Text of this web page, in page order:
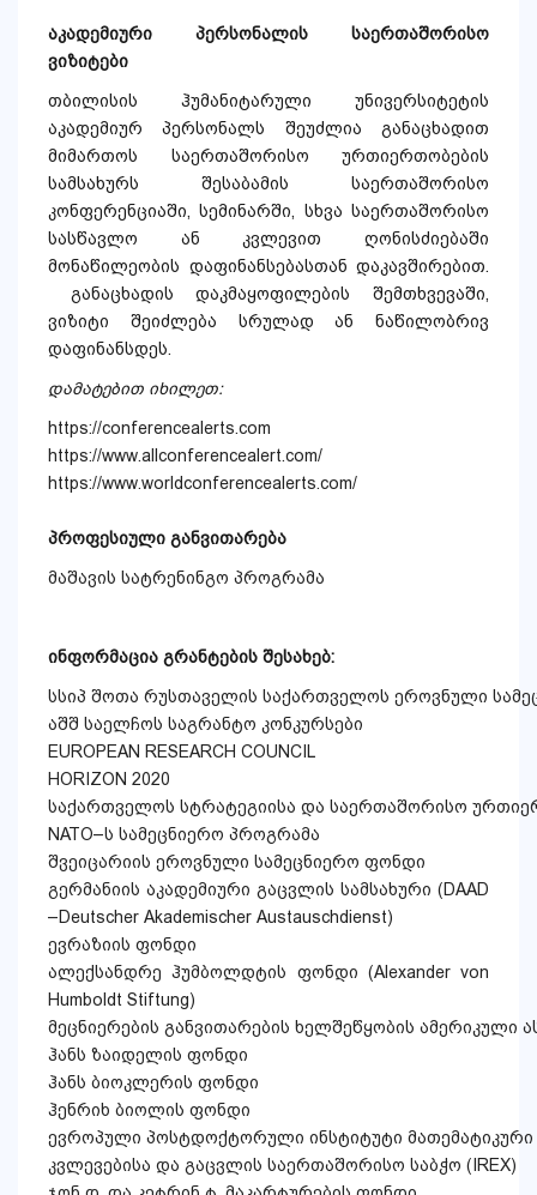
აკადემიური პერსონალის საერთაშორისო
ვიზიტები
თბილისის ჰუმანიტარული უნივერსიტეტის
აკადემიურ პერსონალს შეუძლია განაცხადით
მიმართოს საერთაშორისო ურთიერთობების
სამსახურს შესაბამის საერთაშორისო
კონფერენციაში, სემინარში, სხვა საერთაშორისო
სასწავლო ან კვლევით ღონისძიებაში
მონაწილეობის დაფინანსებასთან დაკავშირებით.
განაცხადის დაკმაყოფილების შემთხვევაში,
ვიზიტი შეიძლება სრულად ან ნაწილობრივ
დაფინანსდეს.
დამატებით იხილეთ:
https://conferencealerts.com
https://www.allconferencealert.com/
https://www.worldconferencealerts.com/
პროფესიული განვითარება
მაშავის სატრენინგო პროგრამა
ინფორმაცია გრანტების შესახებ:
სსიპ შოთა რუსთაველის საქართველოს ეროვნული
აშშ საელჩოს საგრანტო კონკურსები
EUROPEAN RESEARCH COUNCIL
HORIZON 2020
საქართველოს სტრატეგიისა და საერთაშორისო
NATO–ს სამეცნიერო პროგრამა
შვეიცარიის ეროვნული სამეცნიერო ფონდი
გერმანიის აკადემიური გაცვლის სამსახური (DAAD
–Deutscher Akademischer Austauschdienst)
ევრაზიის ფონდი
ალექსანდრე ჰუმბოლდტის ფონდი (Alexander von
Humboldt Stiftung)
მეცნიერების განვითარების ხელშეწყობის ამერიკული
ჰანს ზაიდელის ფონდი
ჰანს ბიოკლერის ფონდი
ჰენრიხ ბიოლის ფონდი
ევროპული პოსტდოქტორული ინსტიტუტი მათემატიკური
კვლევებისა და გაცვლის საერთაშორისო საბჭო (IREX)